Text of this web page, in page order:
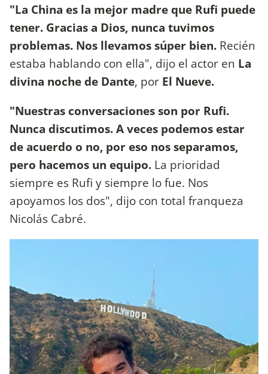
"La China es la mejor madre que Rufi puede
tener. Gracias a Dios, nunca tuvimos
problemas. Nos llevamos súper bien. Recién
estaba hablando con ella", dijo el actor en La
divina noche de Dante, por El Nueve.
"Nuestras conversaciones son por Rufi.
Nunca discutimos. A veces podemos estar
de acuerdo o no, por eso nos separamos,
pero hacemos un equipo. La prioridad
siempre es Rufi y siempre lo fue. Nos
apoyamos los dos", dijo con total franqueza
Nicolás Cabré.